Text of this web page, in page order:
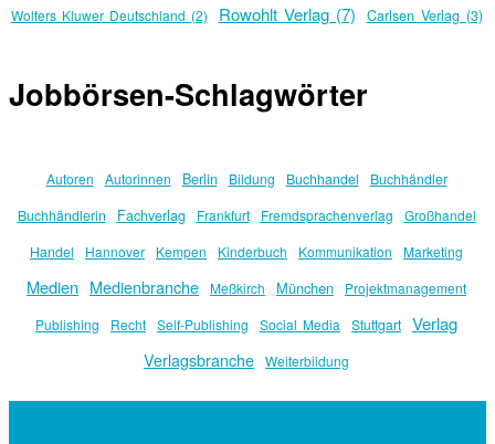
Wolters Kluwer Deutschland (2)
Rowohlt Verlag (7) Carlsen Verlag (3)
Jobbörsen-Schlagwörter
Autoren Autorinnen Berlin Bildung Buchhandel
Buchhändler
Buchhändlerin
Fachverlag Frankfurt Fremdsprachenverlag Großhandel
Handel Hannover Kempen Kinderbuch Kommunikation Marketing
Medien Medienbranche Meßkirch München
Projektmanagement
Publishing
Recht Self-Publishing Social Media Stuttgart Verlag
Verlagsbranche Weiterbildung